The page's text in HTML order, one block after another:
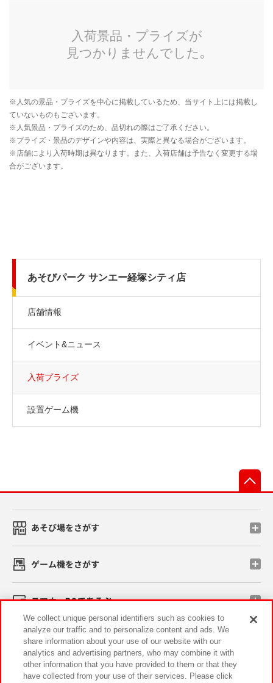
あそびパーク サンエー経塚シティ店
店舗情報
イベント&ニュース
入荷プライズ
設置ゲーム機
あそび場をさがす
ゲーム機をさがす
スマホ・PCであそぶ
イベント・キャンペーン
We collect unique personal identifiers such as cookies to
analyze our traffic and to personalize content and ads. We
share information about your use of our website with our
analytics and advertising partners, who may combine it with
other information that you have provided to them or that they
have collected from your use of their services. Please click